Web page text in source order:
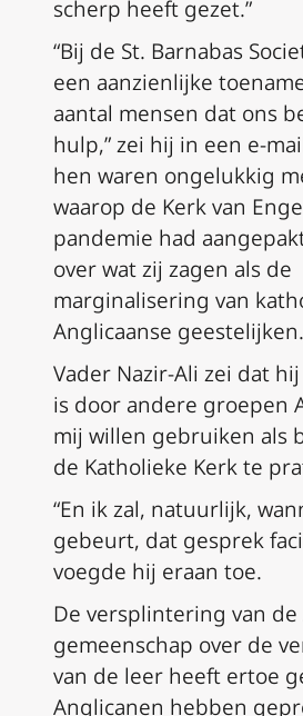
scherp heeft gezet.”
“Bij de St. Barnabas
een aanzienlijke
aantal mensen dat ons
hulp,” zei hij in een e-
hen waren ongelukkig
waarop de Kerk van
pandemie had
over wat zij zagen als de
marginalisering van
Anglicaanse
Vader Nazir-Ali zei dat
is door andere groepen
mij willen gebruiken als
de Katholieke Kerk te
“En ik zal, natuurlijk,
gebeurt, dat gesprek
voegde hij eraan toe.
De versplintering van de
gemeenschap over de
van de leer heeft ertoe
Anglicanen hebben